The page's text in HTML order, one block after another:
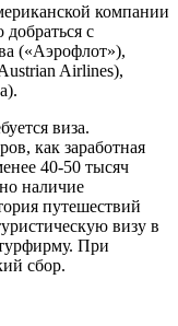
компании
с
(«Аэрофлот»),
Airlines),
виза.
как заработная
40-50 тысяч
наличие
путешествий
визу в
При
сбор.